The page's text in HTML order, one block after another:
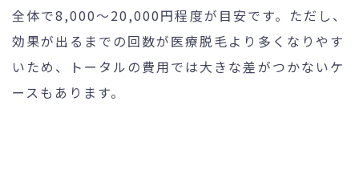
全体で8,000〜20,000円程度が目安です。ただし、
効果が出るまでの回数が医療脱毛より多くなりやす
いため、トータルの費用では大きな差がつかないケ
ースもあります。